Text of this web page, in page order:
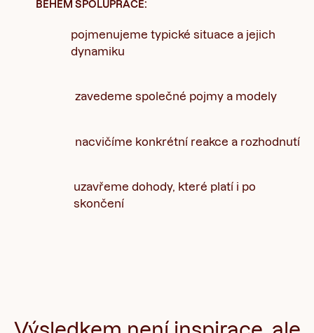
BĚHEM SPOLUPRÁCE:
pojmenujeme typické situace a jejich
dynamiku
zavedeme společné pojmy a modely
nacvičíme konkrétní reakce a rozhodnutí
uzavřeme dohody, které platí i po
skončení